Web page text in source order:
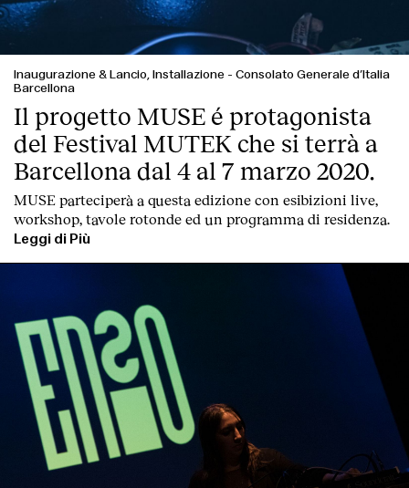
Inaugurazione & Lancio, Installazione - Consolato Generale d’Italia
Barcellona
Il progetto MUSE é protagonista
del Festival MUTEK che si terrà a
Barcellona dal 4 al 7 marzo 2020.
MUSE parteciperà a questa edizione con esibizioni live,
workshop, tavole rotonde ed un programma di residenza.
Leggi di Più